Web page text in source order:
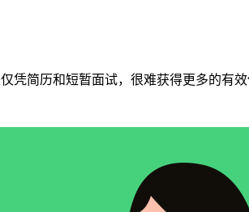
简历和短暂面试，很难获得更多的有